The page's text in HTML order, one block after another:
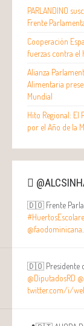
PARLANDINO
Frente
Cooperación
fuerzas contra el
Alianza
Alimentaria
Mundial
Hito Regional: El
por el Año de la
🇩🇴 Frente
@faodominicana
🇩🇴 Presidente
@DiputadosRD
twitter.com/i/